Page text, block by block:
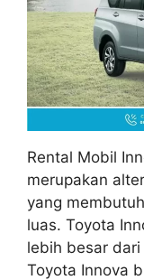
Rental Mobil
merupakan
yang
luas. Toyota
lebih besar dari
Toyota Innova